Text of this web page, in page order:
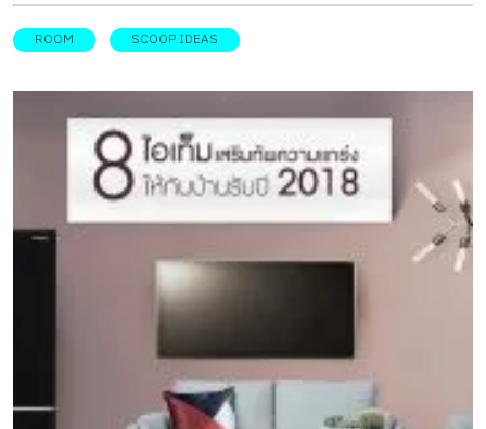
ROOM SCOOP IDEAS